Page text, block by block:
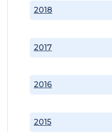
2015
2016
2017
2018